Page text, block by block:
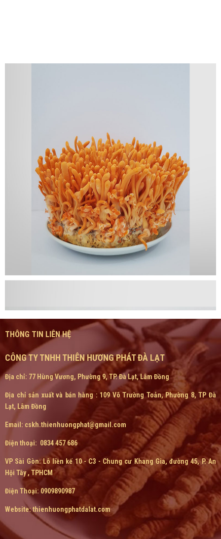
THÔNG TIN LIÊN HỆ
CÔNG TY TNHH THIÊN HƯƠNG PHÁT ĐÀ LẠT
Địa chỉ: 77 Hùng Vương, Phường 9, TP. Đà Lạt, Lâm Đồng
Địa chỉ sản xuất và bán hàng : 109 Võ Trường Toản, Phường 8, TP Đà
Lạt, Lâm Đồng
Email: cskh.thienhuongphat@gmail.com
Điện thoại: 0834 457 686
VP Sài Gòn:Lô liền kế 10 - C3 - Chung cư Khang Gia, đường 45, P. An
Hội Tây , TPHCM
Điện Thoại: 0909890987
Website: thienhuongphatdalat.com